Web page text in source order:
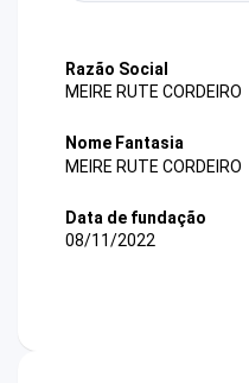
Razão Social
MEIRE RUTE CORDEIRO
Nome Fantasia
MEIRE RUTE CORDEIRO
Data de fundação
08/11/2022